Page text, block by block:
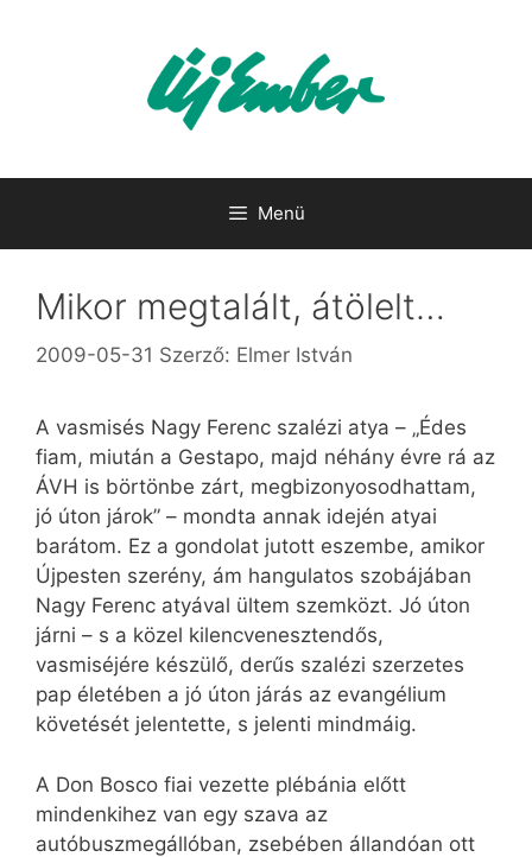
Menü
Mikor megtalált, átölelt…
2009-05-31 Szerző: Elmer István
A vasmisés Nagy Ferenc szalézi atya – „Édes
fiam, miután a Gestapo, majd néhány évre rá az
ÁVH is börtönbe zárt, megbizonyosodhattam,
jó úton járok” – mondta annak idején atyai
barátom. Ez a gondolat jutott eszembe, amikor
Újpesten szerény, ám hangulatos szobájában
Nagy Ferenc atyával ültem szemközt. Jó úton
járni – s a közel kilencvenesztendős,
vasmiséjére készülő, derűs szalézi szerzetes
pap életében a jó úton járás az evangélium
követését jelentette, s jelenti mindmáig.
A Don Bosco fiai vezette plébánia előtt
mindenkihez van egy szava az
autóbuszmegállóban, zsebében állandóan ott